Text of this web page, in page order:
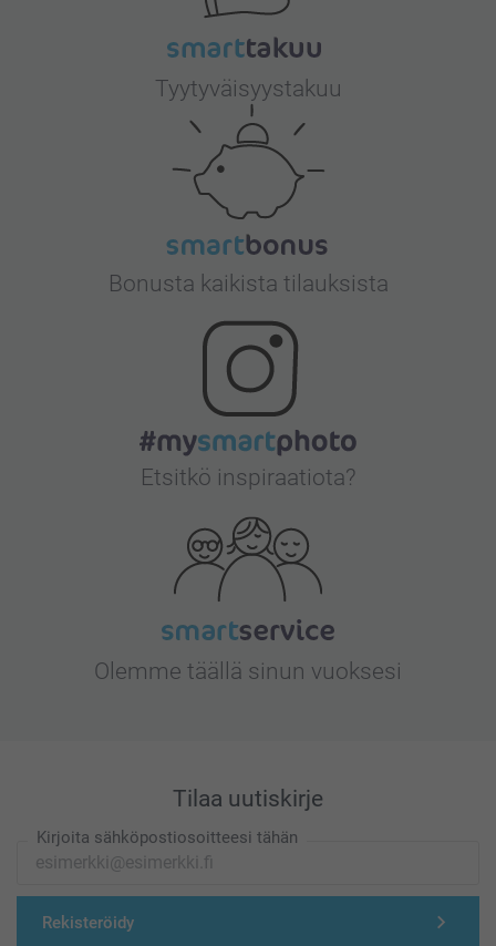
Tyytyväisyystakuu
Bonusta kaikista tilauksista
Etsitkö inspiraatiota?
Olemme täällä sinun vuoksesi
Tilaa uutiskirje
Kirjoita sähköpostiosoitteesi tähän
Rekisteröidy